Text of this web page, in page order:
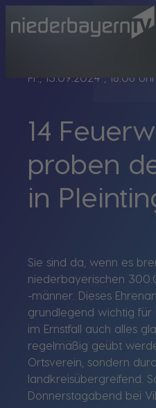
Fr., 13.09.2024 , 18:06 Uhr
14
proben
in
Sie sind da, wenn es
niederbayerischen
-männer. Dieses
grundlegend wichtig für
im Ernstfall auch alles
regelmäßig geübt
Ortsverein, sondern
landkreisübergreifend.
Donnerstagabend bei